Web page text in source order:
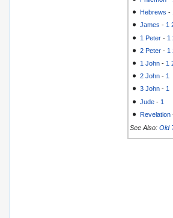
Hebrews -
James -1
1 Peter - 1
2 Peter - 1
1 John - 1
2 John - 1
3 John -1
Jude - 1
Revelation
See Also: Old